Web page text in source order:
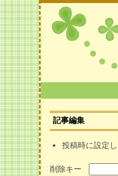
記事編集
投稿時に設定
削除キー